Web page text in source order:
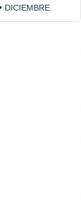
DICIEMBRE